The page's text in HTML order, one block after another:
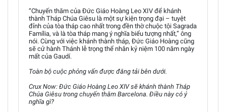
“Chuyến thăm của Đức Giáo Hoàng Leo XIV để khánh
thành Tháp Chúa Giêsu là một sự kiện trọng đại – tuyệt
đỉnh của tòa tháp cao nhất trong đền thờ chuộc tội Sagrada
Família, và là tòa tháp mang ý nghĩa biểu tượng nhất,” ông
nói. Cùng với việc khánh thành tháp, Đức Giáo Hoàng cũng
sẽ cử hành Thánh lễ trọng thể nhân kỷ niệm 100 năm ngày
mất của Gaudí.
Toàn bộ cuộc phỏng vấn được đăng tải bên dưới.
Crux Now: Đức Giáo Hoàng Leo XIV sẽ khánh thành Tháp
Chúa Giêsu trong chuyến thăm Barcelona. Điều này có ý
nghĩa gì?